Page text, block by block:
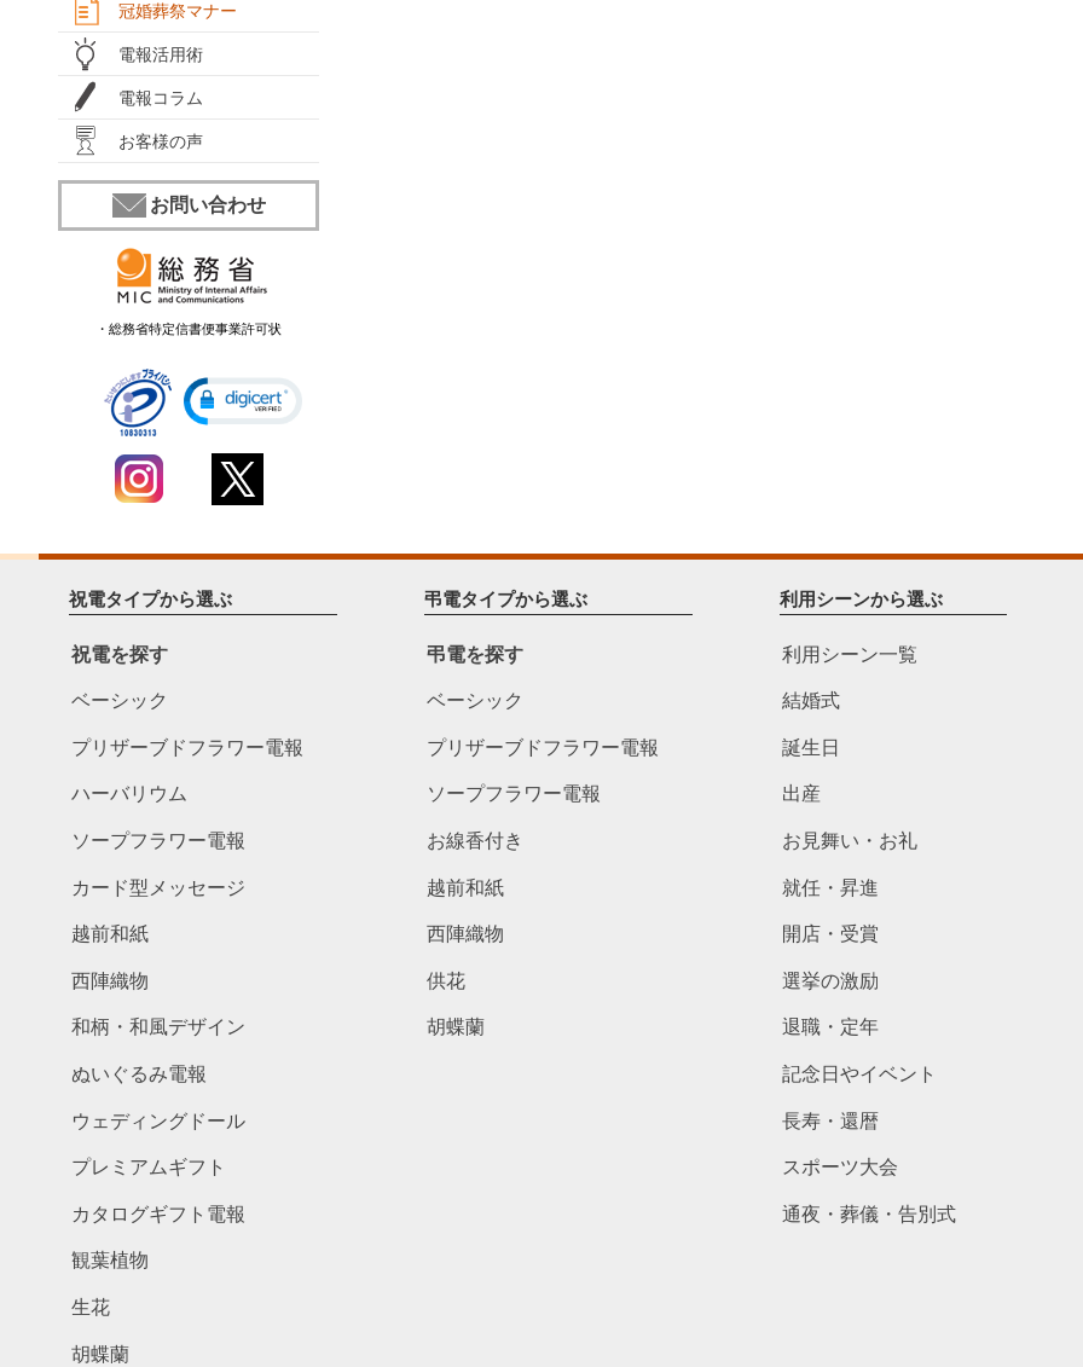
冠婚葬祭マナー
電報活用術
電報コラム
お客様の声
お問い合わせ
・総務省特定信書便事業許可状
祝電タイプから選ぶ
祝電を探す
ベーシック
プリザーブドフラワー電報
ハーバリウム
ソープフラワー電報
カード型メッセージ
越前和紙
西陣織物
和柄・和風デザイン
ぬいぐるみ電報
ウェディングドール
プレミアムギフト
カタログギフト電報
観葉植物
生花
胡蝶蘭
弔電タイプから選ぶ
弔電を探す
ベーシック
プリザーブドフラワー電報
ソープフラワー電報
お線香付き
越前和紙
西陣織物
供花
胡蝶蘭
利用シーンから選ぶ
利用シーン一覧
結婚式
誕生日
出産
お見舞い・お礼
就任・昇進
開店・受賞
選挙の激励
退職・定年
記念日やイベント
長寿・還暦
スポーツ大会
通夜・葬儀・告別式